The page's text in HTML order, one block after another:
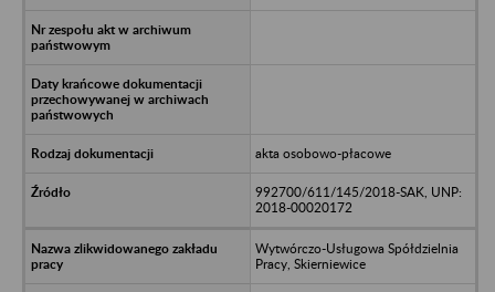
akta osobowo-płacowe
992700/611/145/2018-SAK, UNP:
2018-00020172
Wytwórczo-Usługowa Spółdzielnia
Pracy, Skierniewice